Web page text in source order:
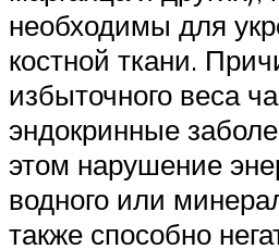
необходимы для
костной ткани.
избыточного веса
эндокринные
этом нарушение
водного или
также способно